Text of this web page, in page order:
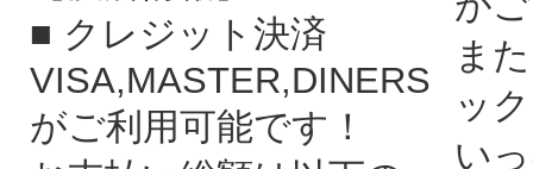
■ クレジット決済
VISA,MASTER,DINERS
がご利用可能です！
ま
ッ
い